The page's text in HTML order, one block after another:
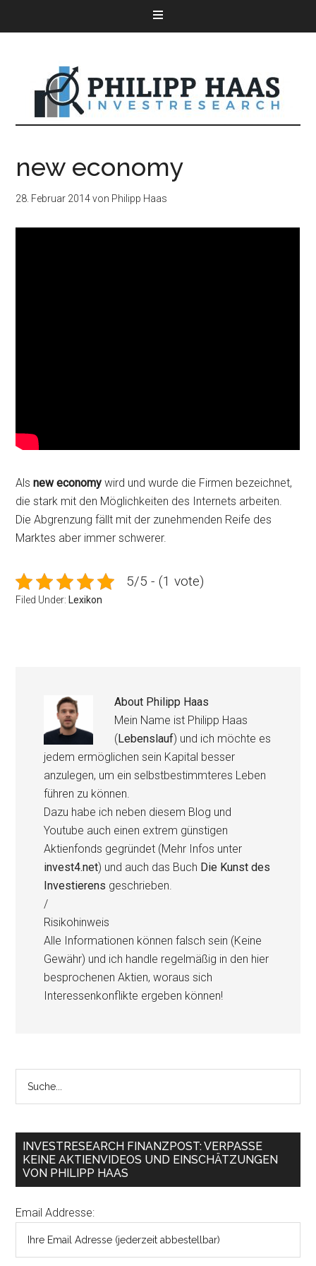
new economy
28. Februar 2014von Philipp Haas
Alsnew economy wird und wurde die Firmen bezeichnet,
die stark mit den Möglichkeiten des Internets arbeiten.
Die Abgrenzung fällt mit der zunehmenden Reife des
Marktes aber immer schwerer.
5/5 - (1 vote)
Filed Under: Lexikon
About Philipp Haas
Mein Name ist Philipp Haas
(Lebenslauf) und ich möchte es
jedem ermöglichen sein Kapital besser
anzulegen, um ein selbstbestimmteres Leben
führen zu können.
Dazu habe ich neben diesem Blog und
Youtube auch einen extrem günstigen
Aktienfonds gegründet (Mehr Infos unter
invest4.net) und auch das Buch Die Kunst des
Investierens geschrieben.
/
Risikohinweis
Alle Informationen können falsch sein (Keine
Gewähr) und ich handle regelmäßig in den hier
besprochenen Aktien, woraus sich
Interessenkonflikte ergeben können!
INVESTRESEARCH FINANZPOST: VERPASSE
KEINE AKTIENVIDEOS UND EINSCHÄTZUNGEN
VON PHILIPP HAAS
Email Addresse: